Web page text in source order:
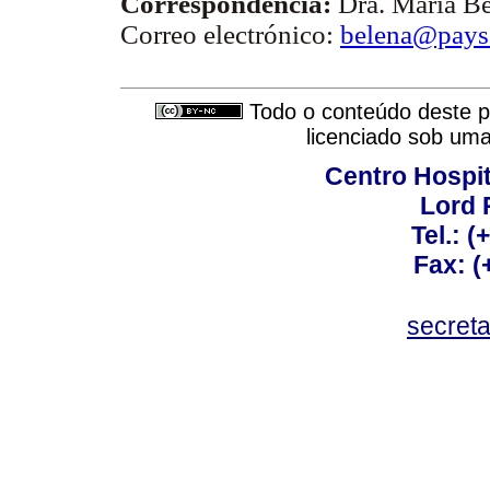
Correo electrónico:
Todo o conteúdo deste
licenciado sob
Centro
Lord
Tel.:
Fax: